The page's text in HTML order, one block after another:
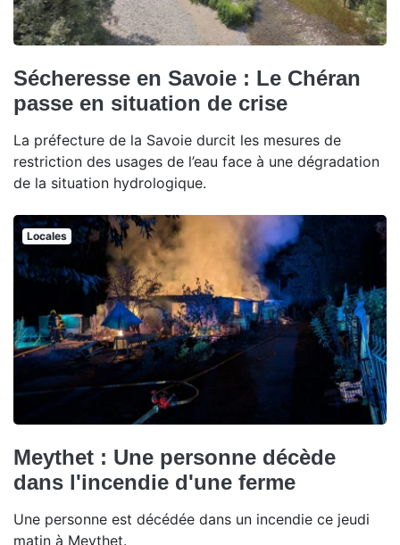
Sécheresse en Savoie : Le Chéran
passe en situation de crise
La préfecture de la Savoie durcit les mesures de
restriction des usages de l’eau face à une dégradation
de la situation hydrologique.
Locales
Meythet : Une personne décède
dans l'incendie d'une ferme
Une personne est décédée dans un incendie ce jeudi
matin à Meythet.